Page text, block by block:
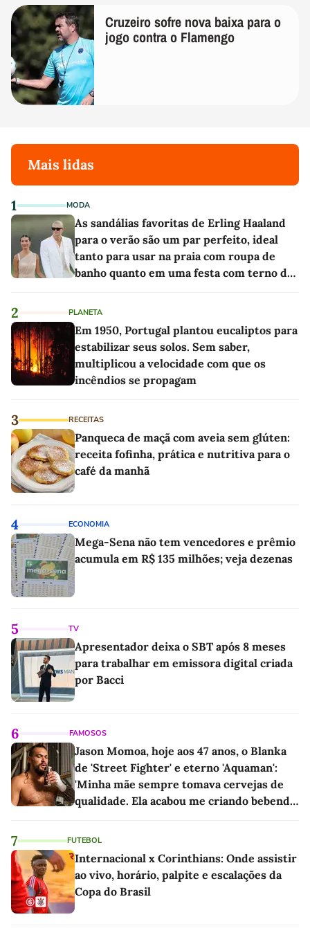
Cruzeiro sofre nova baixa para o
jogo contra o Flamengo
Mais lidas
1 MODA
As sandálias favoritas de Erling Haaland
para o verão são um par perfeito, ideal
tanto para usar na praia com roupa de
banho quanto em uma festa com terno de
2 PLANETA
Em 1950, Portugal plantou eucaliptos para
estabilizar seus solos. Sem saber,
multiplicou a velocidade com que os
incêndios se propagam
3 RECEITAS
Panqueca de maçã com aveia sem glúten:
receita fofinha, prática e nutritiva para o
café da manhã
4 ECONOMIA
Mega-Sena não tem vencedores e prêmio
acumula em R$ 135 milhões; veja dezenas
5 TV
Apresentador deixa o SBT após 8 meses
para trabalhar em emissora digital criada
por Bacci
6 FAMOSOS
Jason Momoa, hoje aos 47 anos, o Blanka
de 'Street Fighter' e eterno 'Aquaman':
'Minha mãe sempre tomava cervejas de
qualidade. Ela acabou me criando bebendo
7 FUTEBOL
Internacional x Corinthians: Onde assistir
ao vivo, horário, palpite e escalações da
Copa do Brasil